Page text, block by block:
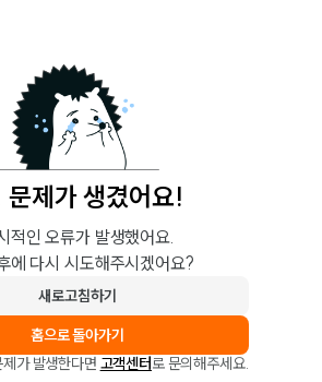
문제가 생겼어요!
적인 오류가 발생했어요.
에 다시 시도해주시겠어요?
새로고침하기
홈으로 돌아가기
가 발생한다면 고객센터로 문의해주세요.